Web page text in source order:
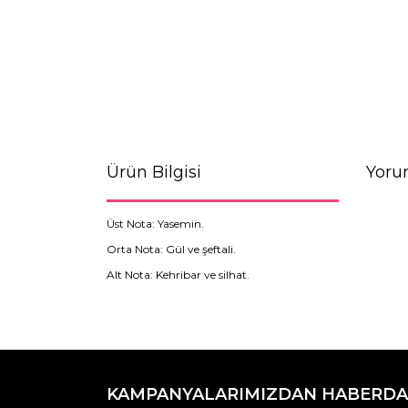
Ürün Bilgisi
Üst Nota: Yasemin.
Orta Nota: Gül ve şeftali.
Alt Nota: Kehribar ve silhat.
Görüş ve önerileriniz için teşekkür ederiz.
Ürün resmi kalitesiz, bozuk veya
KAMPANYALARIMIZDAN